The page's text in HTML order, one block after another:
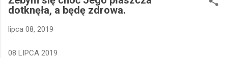
dotknęła, a będę zdrowa.
lipca 08, 2019
08 LIPCA 2019